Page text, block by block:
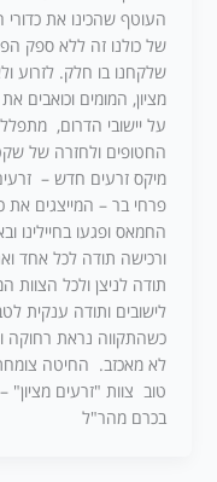
העוטף שהכינו את כדורי
של כולנו זה ללא ספק
שלקחנו בו חלק. לזרוע
מציון, המומים
על יישובי הדרום,
החטופים ולחזרה של שקט
פרחי בר – המייצגים את
החמאס ופגעו בחיילינו
ורכישה תודה לכל אחד
תודה לניצן ולכל
לישובים ותודה ענקית
כשהתקווה נראת
לא מאכזב. החיטה צומחת
טוב צוות "זרעים
בכרם מהר"ל